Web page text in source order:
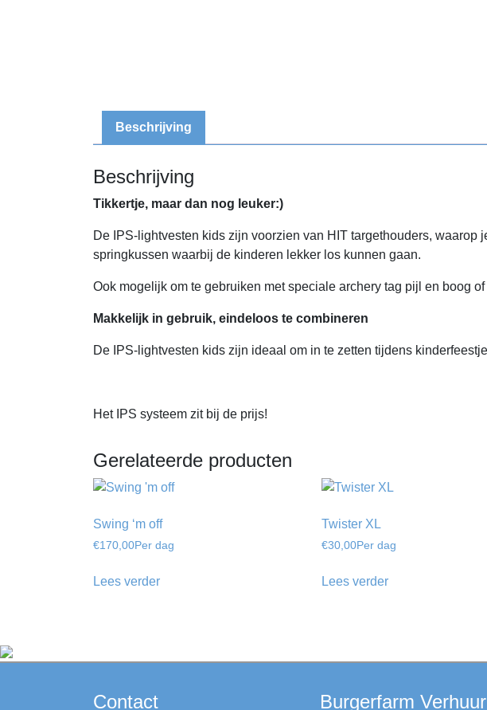
Beschrijving
Beschrijving
Tikkertje, maar dan nog leuker:)
De IPS-lightvesten kids zijn voorzien van HIT targethouders,
springkussen waarbij de kinderen lekker los kunnen gaan.
Ook mogelijk om te gebruiken met speciale archery tag pijl en boog
Makkelijk in gebruik, eindeloos te combineren
De IPS-lightvesten kids zijn ideaal om in te zetten tijdens
Het IPS systeem zit bij de prijs!
Gerelateerde producten
Swing ‘m off
€170,00Per dag
Lees verder
Twister XL
€30,00Per dag
Lees verder
Contact Burgerfarm Verhuur